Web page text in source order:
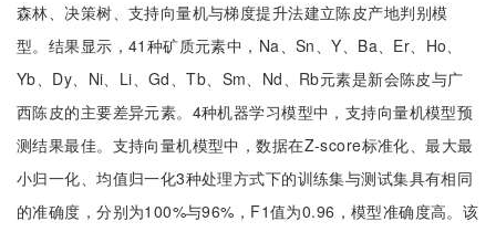
森林、决策树、支持向量机与梯度提升法建立陈皮产地判别模
型。结果显示，41种矿质元素中，Na、Sn、Y、Ba、Er、Ho、
Yb、Dy、Ni、Li、Gd、Tb、Sm、Nd、Rb元素是新会陈皮与广
西陈皮的主要差异元素。4种机器学习模型中，支持向量机模型预
测结果最佳。支持向量机模型中，数据在Z-score标准化、最大最
小归一化、均值归一化3种处理方式下的训练集与测试集具有相同
的准确度，分别为100%与96%，F1值为0.96，模型准确度高。该